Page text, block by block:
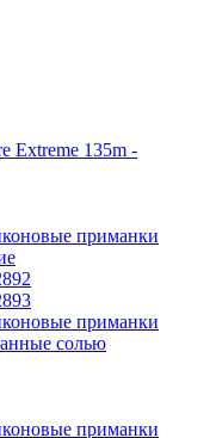
Extreme 135m -
приманки
приманки
солью
приманки